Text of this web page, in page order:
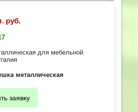
руб.
для мебельной
металлическая
заявку